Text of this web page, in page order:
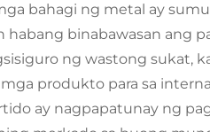
bahagi ng metal ay
binabawasan ang
ng wastong sukat,
produkto para sa
ay nagpapatunay ng